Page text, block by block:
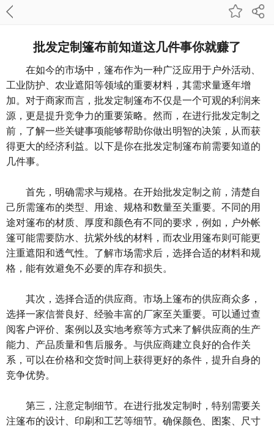
批发定制篷布前知道这几件事你就赚了
在如今的市场中，篷布作为一种广泛应用于户外活动、
工业防护、农业遮阳等领域的重要材料，其需求量逐年增
加。对于商家而言，批发定制篷布不仅是一个可观的利润来
源，更是提升竞争力的重要策略。然而，在进行批发定制之
前，了解一些关键事项能够帮助你做出明智的决策，从而获
得更大的经济利益。以下是你在批发定制篷布前需要知道的
几件事。
首先，明确需求与规格。在开始批发定制之前，清楚自
己所需篷布的类型、用途、规格和数量至关重要。不同的用
途对篷布的材质、厚度和颜色有不同的要求，例如，户外帐
篷可能需要防水、抗紫外线的材料，而农业用篷布则可能更
注重遮阳和透气性。了解市场需求后，选择合适的材料和规
格，能有效避免不必要的库存和损失。
其次，选择合适的供应商。市场上篷布的供应商众多，
选择一家信誉良好、经验丰富的厂家至关重要。可以通过查
阅客户评价、案例以及实地考察等方式来了解供应商的生产
能力、产品质量和售后服务。与供应商建立良好的合作关
系，可以在价格和交货时间上获得更好的条件，提升自身的
竞争优势。
第三，注意定制细节。在进行批发定制时，特别需要关
注篷布的设计、印刷和工艺等细节。确保颜色、图案、尺寸